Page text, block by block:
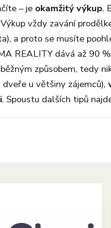
– je okamžitý výkup.
vždy zavání
a proto se musíte
REALITY dává až 90
způsobem, tedy
u většiny zájemců),
. Spoustu dalších tipů